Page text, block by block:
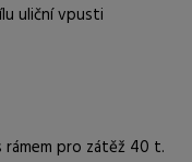
uliční vpusti
rámem pro zátěž 40 t.